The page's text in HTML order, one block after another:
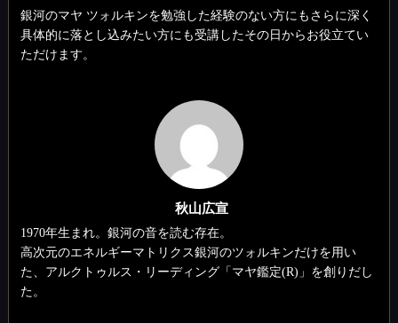
銀河のマヤ ツォルキンを勉強した経験のない方にもさらに深く
具体的に落とし込みたい方にも受講したその日からお役立てい
ただけます。
秋山広宣
1970年生まれ。銀河の音を読む存在。
高次元のエネルギーマトリクス銀河のツォルキンだけを用い
た、アルクトゥルス・リーディング「マヤ鑑定(R)」を創りだし
た。